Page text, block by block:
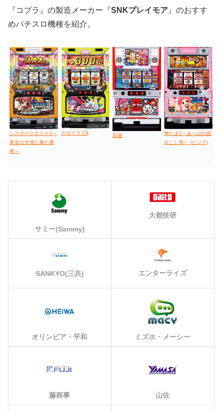
『コブラ』の製造メーカー『SNKプレイモア 』のおすす
めパチスロ機種を紹介。
シスタークエスト3～
黄金の大地と東の勇
者～
スカイラブ4 花盛
神たま2～あっぱれ超
みこし祭～ (ピンク)
サミー(Sammy)
大都技研
SANKYO(三共) エンターライズ
オリンピア・平和 ミズホ・メーシー
藤商事 山佐